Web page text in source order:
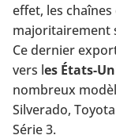
effet, les
majoritairement
Ce dernier
vers les États-
nombreux
Silverado,
Série 3.